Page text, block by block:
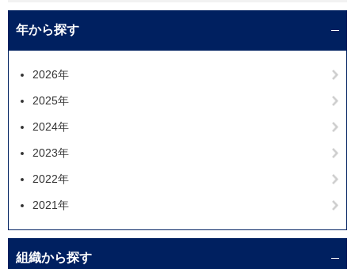
年から探す
2026年
2025年
2024年
2023年
2022年
2021年
組織から探す